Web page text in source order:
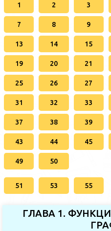
1 2 3
7 8 9
13 14 15
19 20 21
25 26 27
31 32 33
37 38 39
43 44 45
49 50
51 53 55
ГЛАВА 1.